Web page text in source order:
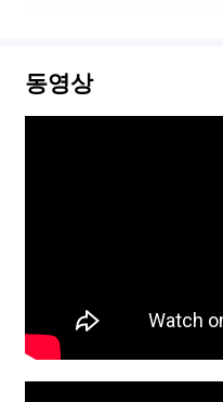
동영상